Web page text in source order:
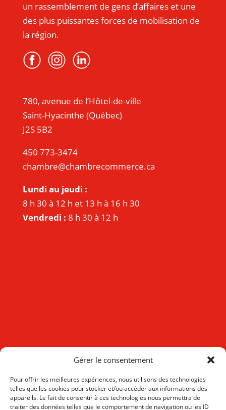
Gérer le consentement
Pour offrir les meilleures expériences, nous utilisons des technologies
telles que les cookies pour stocker et/ou accéder aux informations des
appareils. Le fait de consentir à ces technologies nous permettra de
traiter des données telles que le comportement de navigation ou les ID
un rassemblement de gens d’affaires et une
des plus puissantes forces de mobilisation de
la région.
780, avenue de l’Hôtel-de-ville
Saint-Hyacinthe (Québec)
J2S 5B2
450 773-3474
chambre@chambrecommerce.ca
Lundi au jeudi :
8 h 30 à 12 h et 13 h à 16 h 30
Vendredi : 8 h 30 à 12 h